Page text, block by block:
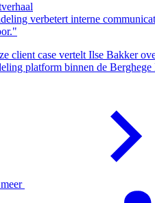
verbetert interne
client case vertelt Ilse Bakker
platform binnen de Berghege